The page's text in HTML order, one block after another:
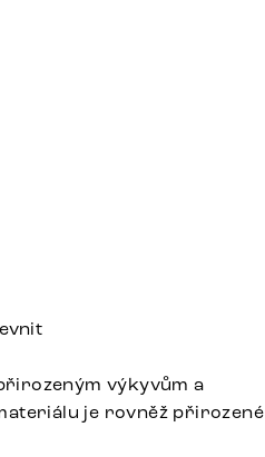
výkyvům a
je rovněž přirozené